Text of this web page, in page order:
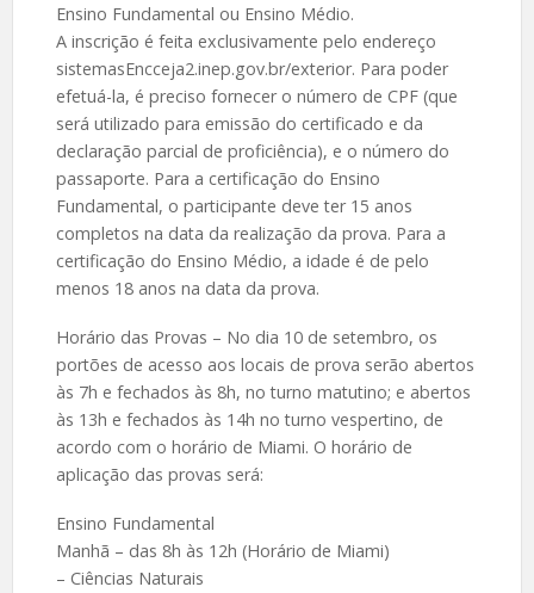
Ensino Fundamental ou Ensino Médio.
A inscrição é feita exclusivamente pelo endereço
sistemasEncceja2.inep.gov.br/exterior. Para poder
efetuá-la, é preciso fornecer o número de CPF (que
será utilizado para emissão do certificado e da
declaração parcial de proficiência), e o número do
passaporte. Para a certificação do Ensino
Fundamental, o participante deve ter 15 anos
completos na data da realização da prova. Para a
certificação do Ensino Médio, a idade é de pelo
menos 18 anos na data da prova.
Horário das Provas – No dia 10 de setembro, os
portões de acesso aos locais de prova serão abertos
às 7h e fechados às 8h, no turno matutino; e abertos
às 13h e fechados às 14h no turno vespertino, de
acordo com o horário de Miami. O horário de
aplicação das provas será:
Ensino Fundamental
Manhã – das 8h às 12h (Horário de Miami)
– Ciências Naturais